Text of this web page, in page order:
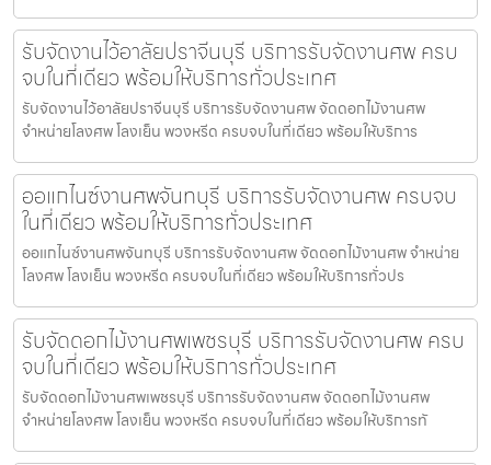
รับจัดงานไว้อาลัยปราจีนบุรี บริการรับจัดงานศพ ครบ
จบในที่เดียว พร้อมให้บริการทั่วประเทศ
รับจัดงานไว้อาลัยปราจีนบุรี บริการรับจัดงานศพ จัดดอกไม้งานศพ
จำหน่ายโลงศพ โลงเย็น พวงหรีด ครบจบในที่เดียว พร้อมให้บริการ
ออแกไนซ์งานศพจันทบุรี บริการรับจัดงานศพ ครบจบ
ในที่เดียว พร้อมให้บริการทั่วประเทศ
ออแกไนซ์งานศพจันทบุรี บริการรับจัดงานศพ จัดดอกไม้งานศพ จำหน่าย
โลงศพ โลงเย็น พวงหรีด ครบจบในที่เดียว พร้อมให้บริการทั่วปร
รับจัดดอกไม้งานศพเพชรบุรี บริการรับจัดงานศพ ครบ
จบในที่เดียว พร้อมให้บริการทั่วประเทศ
รับจัดดอกไม้งานศพเพชรบุรี บริการรับจัดงานศพ จัดดอกไม้งานศพ
จำหน่ายโลงศพ โลงเย็น พวงหรีด ครบจบในที่เดียว พร้อมให้บริการทั